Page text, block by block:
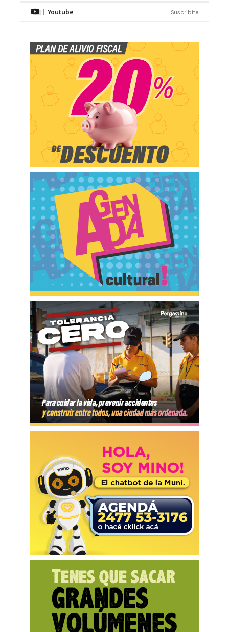
Youtube Suscribite